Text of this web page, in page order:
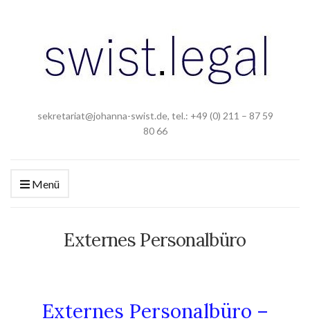
sekretariat@johanna-swist.de, tel.: +49 (0) 211 – 87 59
80 66
Menü
Externes Personalbüro
Externes Personalbüro –